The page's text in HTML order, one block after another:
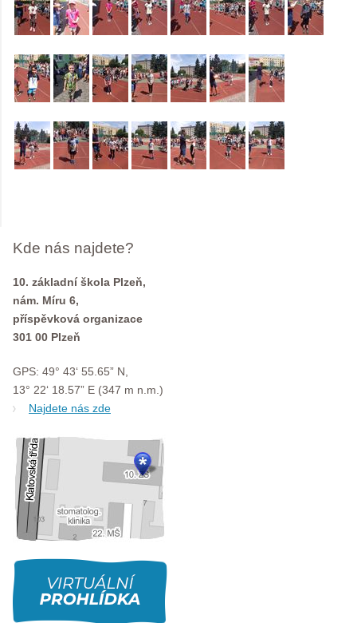
Kde nás najdete?
10. základní škola Plzeň,
nám. Míru 6,
příspěvková organizace
301 00 Plzeň
GPS: 49° 43‘ 55.65” N,
13° 22‘ 18.57” E (347 m n.m.)
Najdete nás zde